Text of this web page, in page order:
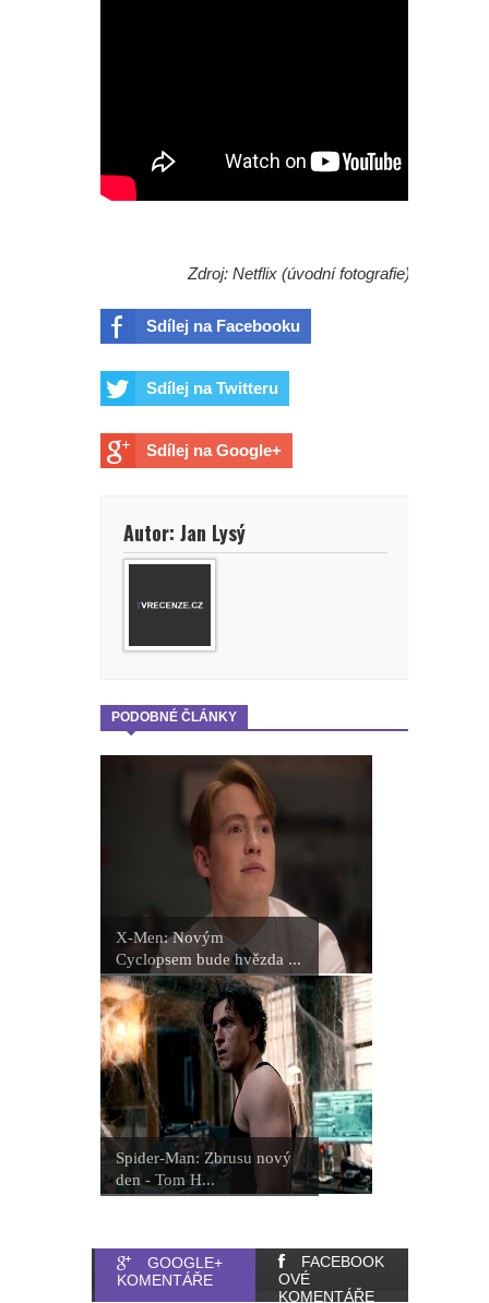
Zdroj: Netflix (úvodní fotografie)
Sdílej na Facebooku
Sdílej na Twitteru
Sdílej na Google+
Autor: Jan Lysý
PODOBNÉ ČLÁNKY
X-Men: Novým
Cyclopsem bude hvězda ...
Spider-Man: Zbrusu nový
den - Tom H...
GOOGLE+
KOMENTÁŘE
FACEBOOK
OVÉ
KOMENTÁŘE